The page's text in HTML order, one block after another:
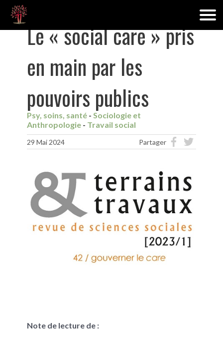
Le « social care » pris
en main par les
pouvoirs publics
Psy, soins, santé
Sociologie et
Anthropologie
Travail social
29 Mai 2024 Partager
Note de lecture de :